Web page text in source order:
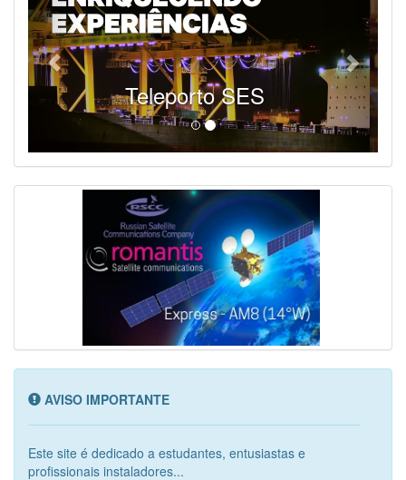
SES - Fornecendo Esportes Ao Vivo
AVISO IMPORTANTE
Este site é dedicado a estudantes, entusiastas e
profissionais instaladores...